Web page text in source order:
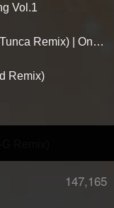
Vol.1
Emel Sayın - Mavi Boncuk (Yasin Tunca Remix) | Onda, bunda, şundadır
Remix)
Remix)
147,165